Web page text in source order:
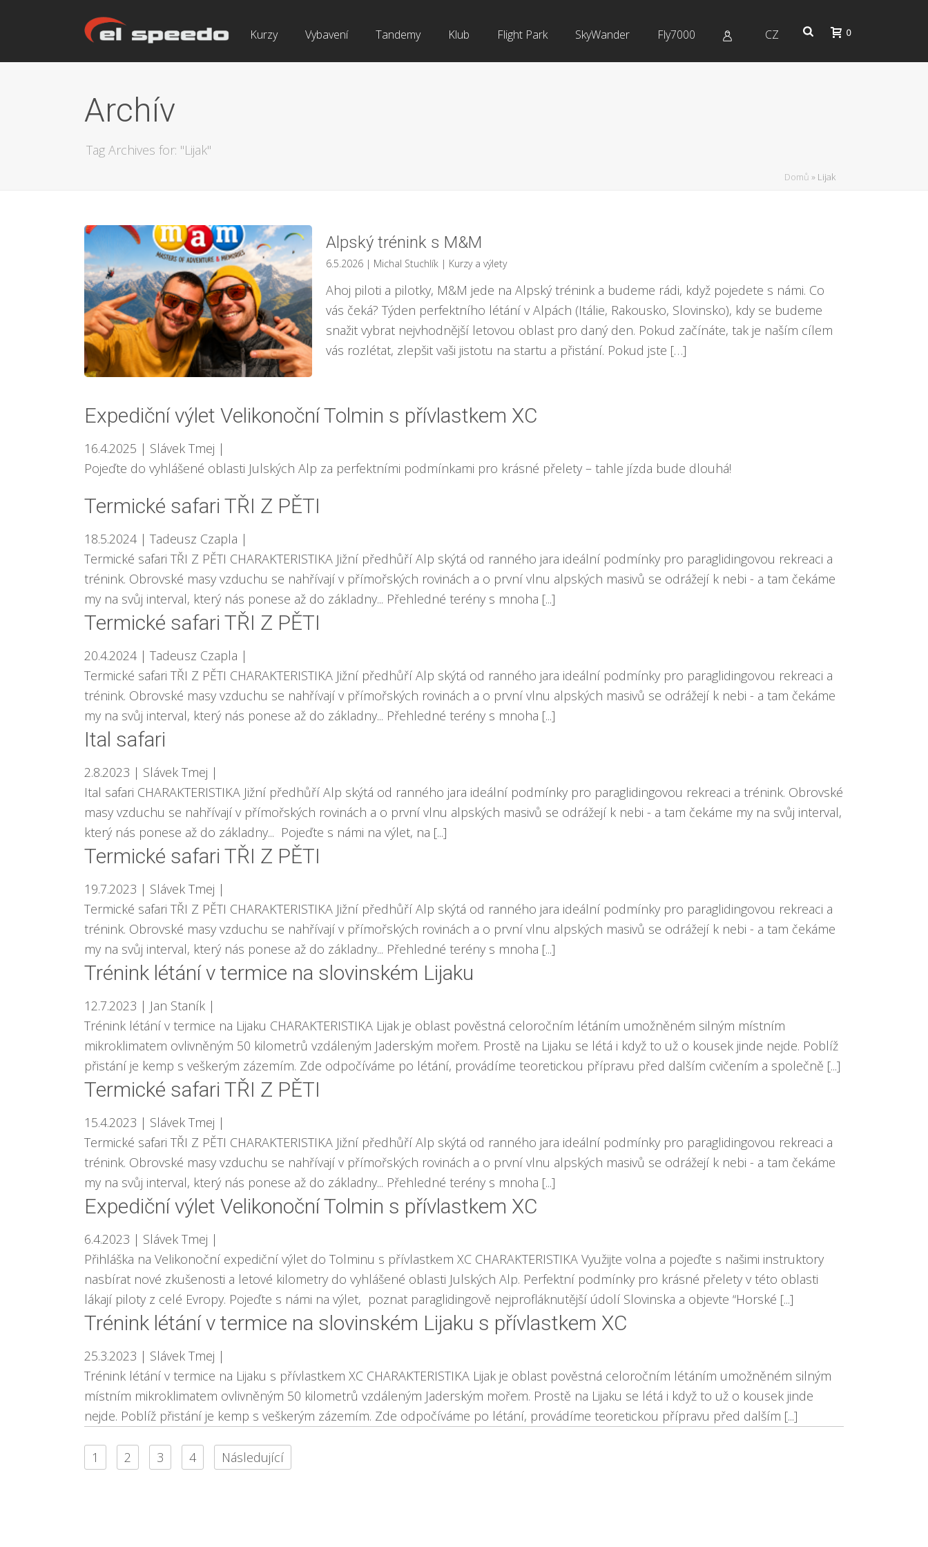
Kurzy Vybavení Tandemy Klub Flight Park SkyWander Fly7000 CZ 0
Archív
Tag Archives for: "Lijak"
Domů » Lijak
Alpský trénink s M&M
6.5.2026 | Michal Stuchlík | Kurzy a výlety
Ahoj piloti a pilotky, M&M jede na Alpský trénink a budeme rádi, když pojedete s námi. Co
vás čeká? Týden perfektního létání v Alpách (Itálie, Rakousko, Slovinsko), kdy se budeme
snažit vybrat nejvhodnější letovou oblast pro daný den. Pokud začínáte, tak je naším cílem
vás rozlétat, zlepšit vaši jistotu na startu a přistání. Pokud jste […]
Expediční výlet Velikonoční Tolmin s přívlastkem XC
16.4.2025 | Slávek Tmej |
Pojeďte do vyhlášené oblasti Julských Alp za perfektními podmínkami pro krásné přelety – tahle jízda bude dlouhá!
Termické safari TŘI Z PĚTI
18.5.2024 | Tadeusz Czapla |
Termické safari TŘI Z PĚTI CHARAKTERISTIKA Jižní předhůří Alp skýtá od ranného jara ideální podmínky pro paraglidingovou rekreaci a
trénink. Obrovské masy vzduchu se nahřívají v přímořských rovinách a o první vlnu alpských masivů se odrážejí k nebi - a tam čekáme
my na svůj interval, který nás ponese až do základny... Přehledné terény s mnoha [...]
Termické safari TŘI Z PĚTI
20.4.2024 | Tadeusz Czapla |
Termické safari TŘI Z PĚTI CHARAKTERISTIKA Jižní předhůří Alp skýtá od ranného jara ideální podmínky pro paraglidingovou rekreaci a
trénink. Obrovské masy vzduchu se nahřívají v přímořských rovinách a o první vlnu alpských masivů se odrážejí k nebi - a tam čekáme
my na svůj interval, který nás ponese až do základny... Přehledné terény s mnoha [...]
Ital safari
2.8.2023 | Slávek Tmej |
Ital safari CHARAKTERISTIKA Jižní předhůří Alp skýtá od ranného jara ideální podmínky pro paraglidingovou rekreaci a trénink. Obrovské
masy vzduchu se nahřívají v přímořských rovinách a o první vlnu alpských masivů se odrážejí k nebi - a tam čekáme my na svůj interval,
který nás ponese až do základny... Pojeďte s námi na výlet, na [...]
Termické safari TŘI Z PĚTI
19.7.2023 | Slávek Tmej |
Termické safari TŘI Z PĚTI CHARAKTERISTIKA Jižní předhůří Alp skýtá od ranného jara ideální podmínky pro paraglidingovou rekreaci a
trénink. Obrovské masy vzduchu se nahřívají v přímořských rovinách a o první vlnu alpských masivů se odrážejí k nebi - a tam čekáme
my na svůj interval, který nás ponese až do základny... Přehledné terény s mnoha [...]
Trénink létání v termice na slovinském Lijaku
12.7.2023 | Jan Staník |
Trénink létání v termice na Lijaku CHARAKTERISTIKA Lijak je oblast pověstná celoročním létáním umožněném silným místním
mikroklimatem ovlivněným 50 kilometrů vzdáleným Jaderským mořem. Prostě na Lijaku se létá i když to už o kousek jinde nejde. Poblíž
přistání je kemp s veškerým zázemím. Zde odpočíváme po létání, provádíme teoretickou přípravu před dalším cvičením a společně [...]
Termické safari TŘI Z PĚTI
15.4.2023 | Slávek Tmej |
Termické safari TŘI Z PĚTI CHARAKTERISTIKA Jižní předhůří Alp skýtá od ranného jara ideální podmínky pro paraglidingovou rekreaci a
trénink. Obrovské masy vzduchu se nahřívají v přímořských rovinách a o první vlnu alpských masivů se odrážejí k nebi - a tam čekáme
my na svůj interval, který nás ponese až do základny... Přehledné terény s mnoha [...]
Expediční výlet Velikonoční Tolmin s přívlastkem XC
6.4.2023 | Slávek Tmej |
Přihláška na Velikonoční expediční výlet do Tolminu s přívlastkem XC CHARAKTERISTIKA Využijte volna a pojeďte s našimi instruktory
nasbírat nové zkušenosti a letové kilometry do vyhlášené oblasti Julských Alp. Perfektní podmínky pro krásné přelety v této oblasti
lákají piloty z celé Evropy. Pojeďte s námi na výlet, poznat paraglidingově nejprofláknutější údolí Slovinska a objevte “Horské [...]
Trénink létání v termice na slovinském Lijaku s přívlastkem XC
25.3.2023 | Slávek Tmej |
Trénink létání v termice na Lijaku s přívlastkem XC CHARAKTERISTIKA Lijak je oblast pověstná celoročním létáním umožněném silným
místním mikroklimatem ovlivněným 50 kilometrů vzdáleným Jaderským mořem. Prostě na Lijaku se létá i když to už o kousek jinde
nejde. Poblíž přistání je kemp s veškerým zázemím. Zde odpočíváme po létání, provádíme teoretickou přípravu před dalším [...]
1 2 3 4 Následující